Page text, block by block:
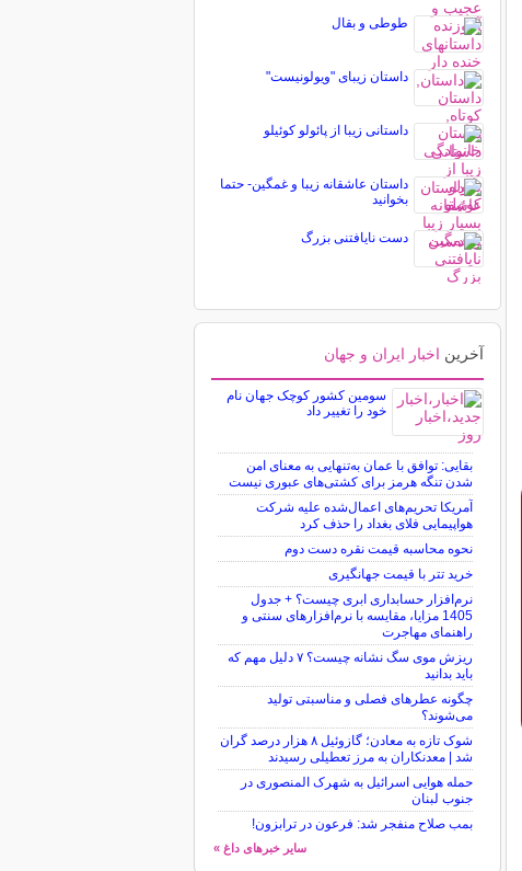
طوطی و بقال
داستان زیبای "ویولونیست"
داستانی زیبا از پائولو کوئیلو
داستان عاشقانه زیبا و غمگین- حتما
بخوانید
دست نایافتنی بزرگ
آخرین اخبار ایران و جهان
سومین کشور کوچک جهان نام
خود را تغییر داد
بقایی: توافق با عمان به‌تنهایی به معنای امن
شدن تنگه هرمز برای کشتی‌های عبوری نیست
آمریکا تحریم‌های اعمال‌شده علیه شرکت
هواپیمایی فلای بغداد را حذف کرد
نحوه محاسبه قیمت نقره دست دوم
خرید تتر با قیمت جهانگیری
نرم‌افزار حسابداری ابری چیست؟ + جدول
1405 مزایا، مقایسه با نرم‌افزارهای سنتی و
راهنمای مهاجرت
ریزش موی سگ نشانه چیست؟ ۷ دلیل مهم که
باید بدانید
چگونه عطرهای فصلی و مناسبتی تولید
می‌شوند؟
شوک تازه به معادن؛ گازوئیل ۸ هزار درصد گران
شد | معدنکاران به مرز تعطیلی رسیدند
حمله هوایی اسرائیل به شهرک المنصوری در
جنوب لبنان
بمب صلاح منفجر شد: فرعون در ترابزون!
سایر خبرهای داغ »